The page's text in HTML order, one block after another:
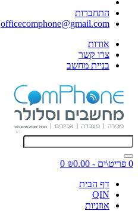
התחברות
officecomphone@gmail.com
אודות
צרו קשר
בניית מחשב
0 פריט\ים - ₪0.00
0
דף הבית
QIN
אוזניות